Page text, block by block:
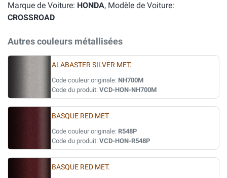
Marque de Voiture: HONDA, Modèle de Voiture:
CROSSROAD
Autres couleurs métallisées
ALABASTER SILVER MET.
Code couleur originale: NH700M
Code du produit: VCD-HON-NH700M
BASQUE RED MET
Code couleur originale: R548P
Code du produit: VCD-HON-R548P
BASQUE RED MET.